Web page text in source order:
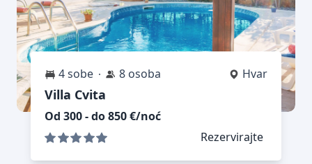
4 sobe 8 osoba Hvar
Villa Cvita
Od 300 - do 850 €/noć
Rezervirajte